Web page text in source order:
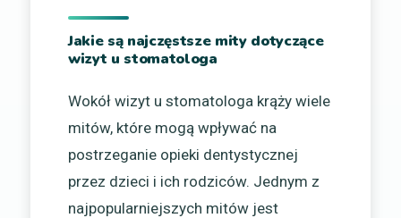
Jakie są najczęstsze mity dotyczące
wizyt u stomatologa
Wokół wizyt u stomatologa krąży wiele
mitów, które mogą wpływać na
postrzeganie opieki dentystycznej
przez dzieci i ich rodziców. Jednym z
najpopularniejszych mitów jest